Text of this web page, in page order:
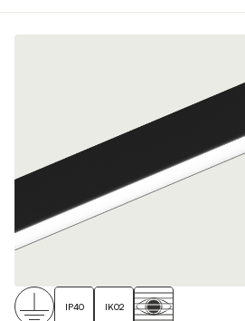
IP40 IK02